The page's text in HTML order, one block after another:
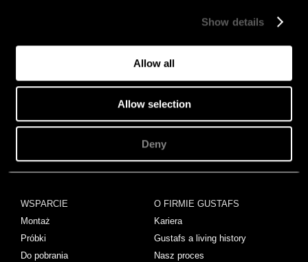
Show details
Allow all
Allow selection
Deny
PRODUKTY
Listwy
KNOWLEDGEHUB
Akustyka
Ochrona przeciwpożarowa
Emisji
Zrównoważony rozwój
WSPARCIE
Montaż
Próbki
Do pobrania
O FIRMIE GUSTAFS
Kariera
Gustafs a living history
Nasz proces